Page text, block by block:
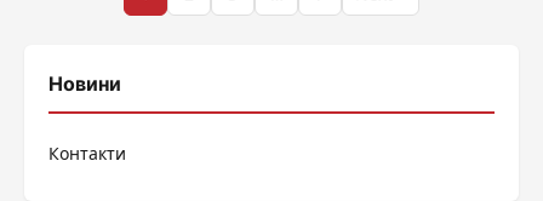
публикациите
Новини
Контакти